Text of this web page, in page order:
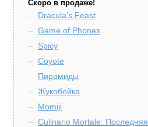
Скоро в продаже!
Dracula's Feast
Game of Phones
Spicy
Coyote
Пирамиды
Жукобойка
Momiji
Culinario Mortale: Последняя